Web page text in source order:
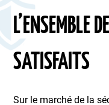
L’ENSEMBLE
SATISFAITS
Sur le marché de la